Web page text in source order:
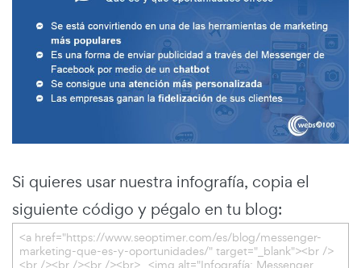
Si quieres usar nuestra infografía, copia el
siguiente código y pégalo en tu blog: